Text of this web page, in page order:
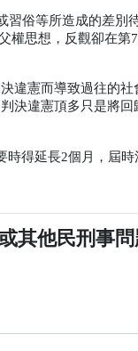
習俗等所造成的差別
權思想，反觀卻在第
違憲而導致過往的
決違憲頂多只是將
時得延長2個月，屆時
其他民刑事